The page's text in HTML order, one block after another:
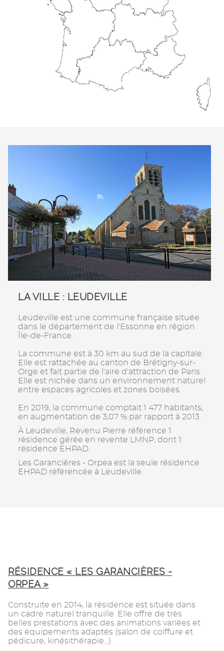
LA VILLE : LEUDEVILLE
Leudeville est une commune française située
dans le département de l'Essonne en région
Île-de-France.
La commune est à 30 km au sud de la capitale.
Elle est rattachée au canton de Brétigny-sur-
Orge et fait partie de l'aire d'attraction de Paris.
Elle est nichée dans un environnement naturel
entre espaces agricoles et zones boisées.
En 2019, la commune comptait 1 477 habitants,
en augmentation de 3,07 % par rapport à 2013.
À Leudeville, Revenu Pierre référence 1
résidence gérée en revente LMNP, dont 1
résidence EHPAD.
Les Garancières - Orpea est la seule résidence
EHPAD référencée à Leudeville.
RÉSIDENCE « LES GARANCIÈRES -
ORPEA »
Construite en 2014, la résidence est située dans
un cadre naturel tranquille. Elle offre de très
belles prestations avec des animations variées et
des équipements adaptés (salon de coiffure et
pédicure, kinésithérapie...)